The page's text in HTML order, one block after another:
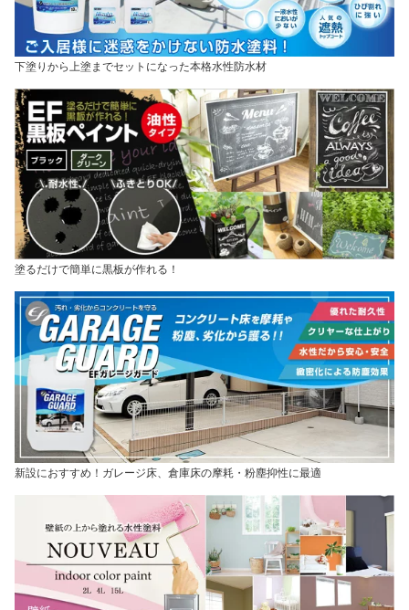
下塗りから上塗までセットになった本格水性防水材
塗るだけで簡単に黒板が作れる！
新設におすすめ！ガレージ床、倉庫床の摩耗・粉塵抑性に最適